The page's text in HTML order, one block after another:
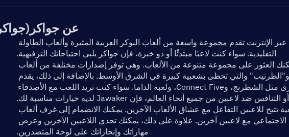
عن
التقليدية. سواء كنت لاعبًا مبتدئًا أو ذو خبرة، فإن جواكر يلبي احتياجاتك الترفيهية.
أو التنافس ضد لاعبين من جميع أنحاء العالم، فإن Jawaker لديه خيارات مناسبة لك.
مهاراتك وإنجازاتك على لوحة المتصدرين.